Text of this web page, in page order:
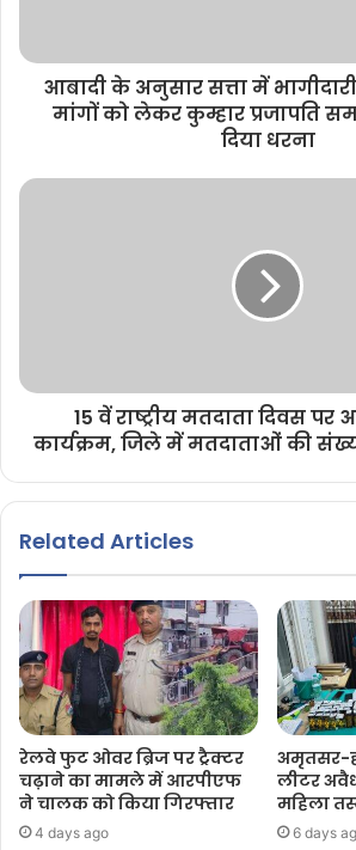
आबादी के अनुसार सत्ता में
मांगों को लेकर कुम्हार प्रजापति
दिया धरना
15 वें राष्ट्रीय मतदाता दिवस
कार्यक्रम, जिले में मतदाताओं की
Related Articles
रेलवे फुट ओवर ब्रिज पर ट्रैक्टर
चढ़ाने का मामले में आरपीएफ
ने चालक को किया गिरफ्तार
4 days ago
अमृतसर-
लीटर
महिला
6 days